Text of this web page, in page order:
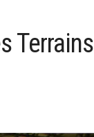
Terrains